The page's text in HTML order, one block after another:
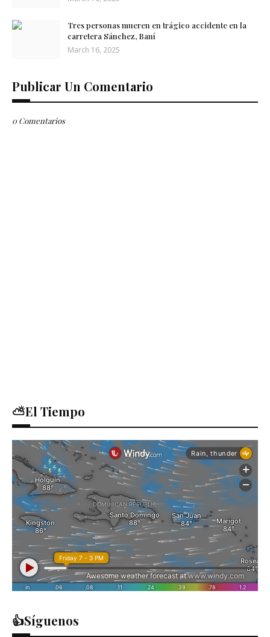
Tres personas mueren en trágico accidente en la
carretera Sánchez, Baní
March 16, 2025
Publicar Un Comentario
0 Comentarios
⛅El Tiempo
👍Síguenos